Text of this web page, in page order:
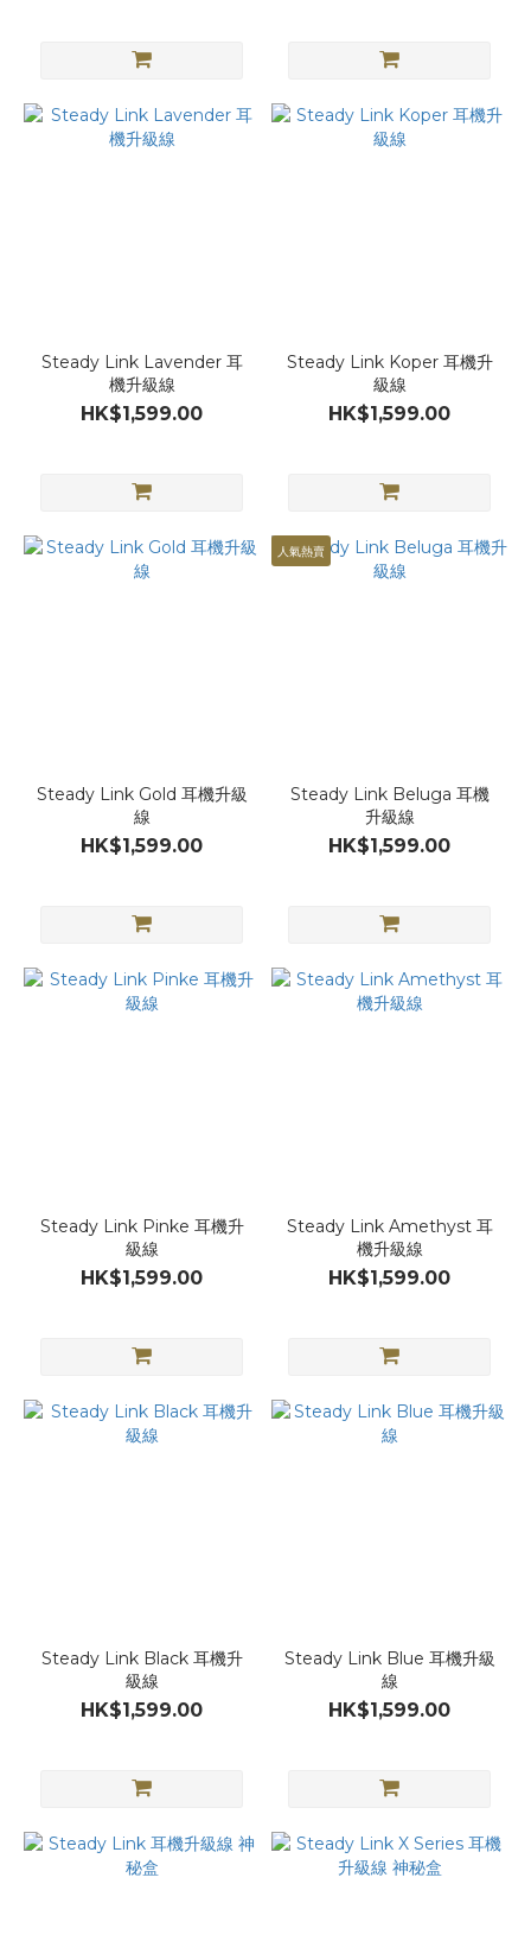
Steady Link Lavender 耳
機升級線
HK$1,599.00
Steady Link Koper 耳機升
級線
HK$1,599.00
Steady Link Gold 耳機升級
線
HK$1,599.00
人氣熱賣
Steady Link Beluga 耳機
升級線
HK$1,599.00
Steady Link Pinke 耳機升
級線
HK$1,599.00
Steady Link Amethyst 耳
機升級線
HK$1,599.00
Steady Link Black 耳機升
級線
HK$1,599.00
Steady Link Blue 耳機升級
線
HK$1,599.00